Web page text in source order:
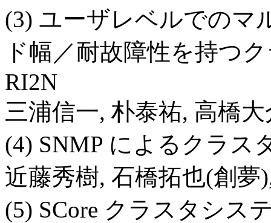
(3) ユーザレベルでのマ
ド幅／耐故障性を持つ
RI2N
三浦信一, 朴泰祐, 高橋
(4) SNMP によるクラス
近藤秀樹, 石橋拓也(創夢
(5) SCore クラスタシス